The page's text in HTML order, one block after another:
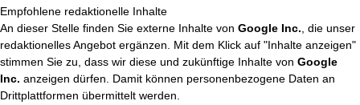
Empfohlene redaktionelle Inhalte
An dieser Stelle finden Sie externe Inhalte von Google Inc. , die unser
redaktionelles Angebot ergänzen. Mit dem Klick auf "Inhalte anzeigen"
stimmen Sie zu, dass wir diese und zukünftige Inhalte von Google
Inc. anzeigen dürfen. Damit können personenbezogene Daten an
Drittplattformen übermittelt werden.